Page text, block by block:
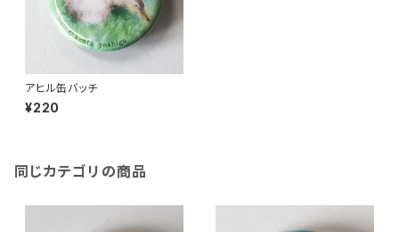
アヒル缶バッチ
¥220
同じカテゴリの商品